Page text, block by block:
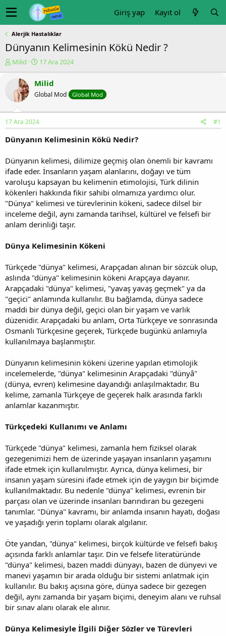
Giriş yap Kayıt ol
Alerjik Hastalıklar
Dünyanın Kelimesinin Kökü Nedir ?
K
u
y
b
a
l
t
a
n
Milid
B
ş
l
a
g
ı
t
i
h
i
17 Ara 2024
Milid
Global Mod Global Mod
17 Ara 2024 #1
Dünyanın Kelimesinin Kökü Nedir?
Dünyanın kelimesi, dilimize geçmiş olan önemli bir kavramı
ifade eder. İnsanların yaşam alanlarını, doğayı ve tüm
varoluşu kapsayan bu kelimenin etimolojisi, Türk dilinin
kökenleri hakkında fikir sahibi olmamıza yardımcı olur.
"Dünya" kelimesi ve türevlerinin kökeni, sadece dilsel bir
inceleme değil, aynı zamanda tarihsel, kültürel ve felsefi bir
anlam derinliği taşır.
Dünya Kelimesinin Kökeni
Türkçede "dünya" kelimesi, Arapçadan alınan bir sözcük olup,
aslında "dünya" kelimesinin kökeni Arapçaya dayanır.
Arapçadaki "dünya" kelimesi, "yavaş yavaş geçmek" ya da
"geçici" anlamında kullanılır. Bu bağlamda, dünya sadece
maddi bir dünya değil, geçici olan bir yaşam ve varlık
düzenidir. Arapçadaki bu anlam, Orta Türkçeye ve sonrasında
Osmanlı Türkçesine geçerek, Türkçede bugünkü anlamıyla
kullanılmaya başlanmıştır.
Dünyanın kelimesinin kökeni üzerine yapılan etimolojik
incelemelerde, "dünya" kelimesinin Arapçadaki "dünyâ"
(dünya, evren) kelimesine dayandığı anlaşılmaktadır. Bu
kelime, zamanla Türkçeye de geçerek halk arasında farklı
anlamlar kazanmıştır.
Türkçedeki Kullanımı ve Anlamı
Türkçede "dünya" kelimesi, zamanla hem fiziksel olarak
gezegenimizi hem de üzerinde yaşayan insanların yaşamını
ifade etmek için kullanılmıştır. Ayrıca, dünya kelimesi, bir
insanın yaşam süresini ifade etmek için de yaygın bir biçimde
kullanılmaktadır. Bu nedenle "dünya" kelimesi, evrenin bir
parçası olan ve üzerinde insanları barındıran bu gezegeni
tanımlar. "Dünya" kavramı, bir anlamda insanın hayatı, doğası
ve yaşadığı yerin toplamı olarak algılanır.
Öte yandan, "dünya" kelimesi, birçok kültürde ve felsefi bakış
açısında farklı anlamlar taşır. Din ve felsefe literatüründe
"dünya" kelimesi, bazen maddi dünyayı, bazen de dünyevi ve
manevi yaşamın bir arada olduğu bir sistemi anlatmak için
kullanılır. Bu bakış açısına göre, dünya sadece bir gezegen
değil, aynı zamanda bir yaşam biçimi, deneyim alanı ve ruhsal
bir sınav alanı olarak ele alınır.
Dünya Kelimesiyle İlgili Diğer Sözler ve Türevleri